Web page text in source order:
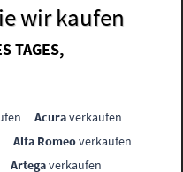
wir kaufen
TAGES,
Acuraverkaufen
Alfa Romeoverkaufen
Artegaverkaufen